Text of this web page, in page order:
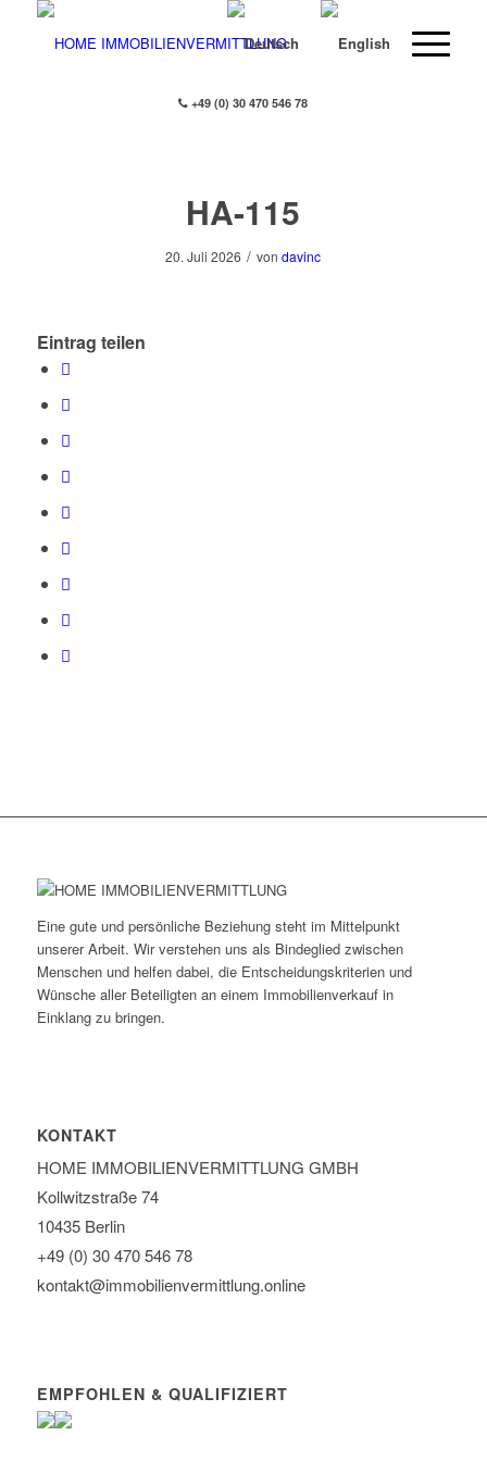
+49 (0) 30 470 546 78
HA-115
20. Juli 2026 / vondavinc
Eintrag teilen
Eine gute und persönliche Beziehung steht im Mittelpunkt
unserer Arbeit. Wir verstehen uns als Bindeglied zwischen
Menschen und helfen dabei, die Entscheidungskriterien und
Wünsche aller Beteiligten an einem Immobilienverkauf in
Einklang zu bringen.
KONTAKT
HOME IMMOBILIEN­VERMITTLUNG GMBH
Kollwitzstraße 74
10435 Berlin
+49 (0) 30 470 546 78
kontakt@immobilien­vermittlung.online
EMPFOHLEN & QUALIFIZIERT